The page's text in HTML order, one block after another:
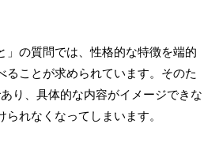
」の質問では、性格的な特徴を端的
ることが求められています。そのた
り、具体的な内容がイメージできな
れなくなってしまいます。